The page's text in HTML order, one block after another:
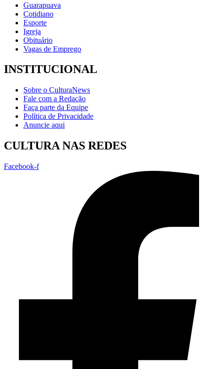
Guarapuava
Cotidiano
Esporte
Igreja
Obituário
Vagas de Emprego
INSTITUCIONAL
Sobre o CulturaNews
Fale com a Redação
Faça parte da Equipe
Política de Privacidade
Anuncie aqui
CULTURA NAS REDES
Facebook-f